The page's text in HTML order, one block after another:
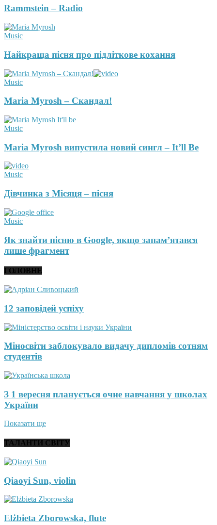
Rammstein – Radio
Music
Найкраща пісня про підліткове кохання
Music
Maria Myrosh – Скандал!
Music
Maria Myrosh випустила новий сингл – It’ll Be
Music
Дівчинка з Місяця – пісня
Music
Як знайти пісню в Google, якщо запам’ятався
лише фрагмент
ГОЛОВНЕ
12 заповідей успіху
Міносвіти заблокувало видачу дипломів сотням
студентів
З 1 вересня планується очне навчання у школах
України
Показати ще
ТАЛАНТИ СВІТУ
Qiaoyi Sun, violin
Elżbieta Zborowska, flute